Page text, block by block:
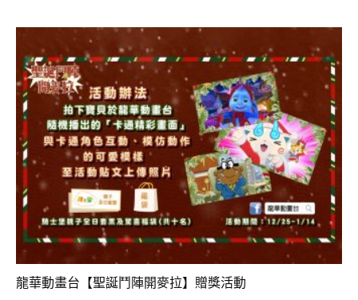
龍華動畫台【聖誕鬥陣開麥拉】贈獎活動